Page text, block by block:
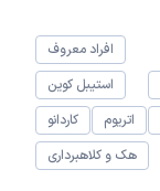
افراد معروف
استیبل کوین
اتریوم
کاردانو
هک و کلاهبرداری